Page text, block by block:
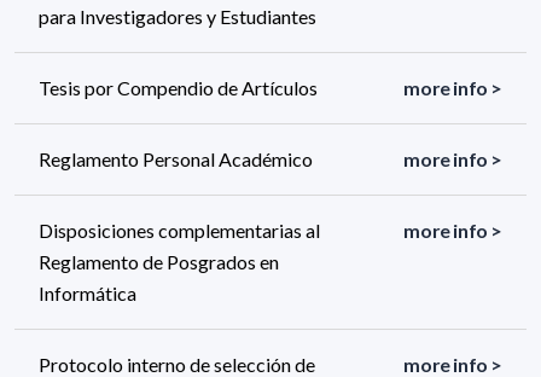
para Investigadores y Estudiantes
Tesis por Compendio de Artículos more info >
Reglamento Personal Académico more info >
Disposiciones complementarias al
Reglamento de Posgrados en
Informática
more info >
Protocolo interno de selección de
more info >